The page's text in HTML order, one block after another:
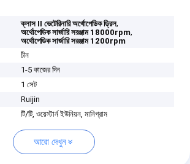
ক্লাস II ভেটেরিনারি অর্থোপেডিক ড্রিল,
অর্থোপেডিক সার্জারি সরঞ্জাম 18000rpm,
অর্থোপেডিক সার্জারি সরঞ্জাম 1200rpm
চীন
1-5 কাজের দিন
1 সেট
Ruijin
টি/টি, ওয়েস্টার্ন ইউনিয়ন, মানিগ্রাম
আরো দেখুন